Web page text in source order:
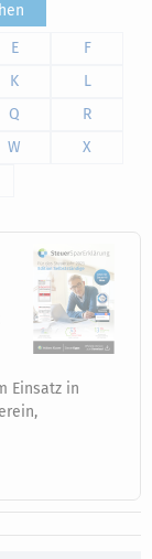
E
F
K
L
Q
R
W
X
Einsatz in